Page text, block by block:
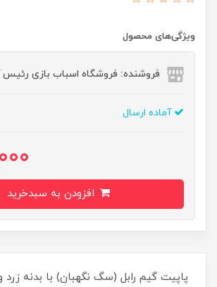
ویژگی‌های محصول
فروشنده: فروشگاه اسباب بازی رئیس
آماده ارسال